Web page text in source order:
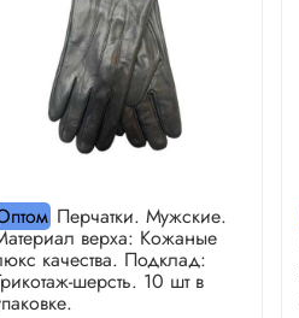
Перчатки. Мужские.
верха: Кожаные
качества. Подклад:
шерсть. 10 шт в